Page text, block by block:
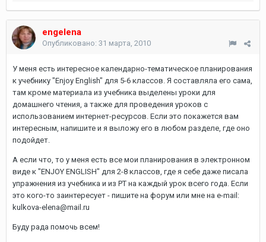
engelena
Опубликовано: 31 марта, 2010
У меня есть интересное календарно-тематическое планирования
к учебнику "Enjoy English" для 5-6 классов. Я составляла его сама,
там кроме материала из учебника выделены уроки для
домашнего чтения, а также для проведения уроков с
использованием интернет-ресурсов. Если это покажется вам
интересным, напишите и я выложу его в любом разделе, где оно
подойдет.
А если что, то у меня есть все мои планирования в электронном
виде к "ENJOY ENGLISH" для 2-8 классов, где я себе даже писала
упражнения из учебника и из РТ на каждый урок всего года. Если
это кого-то заинтересует - пишите на форум или мне на e-mail:
kulkova-elena@mail.ru
Буду рада помочь всем!